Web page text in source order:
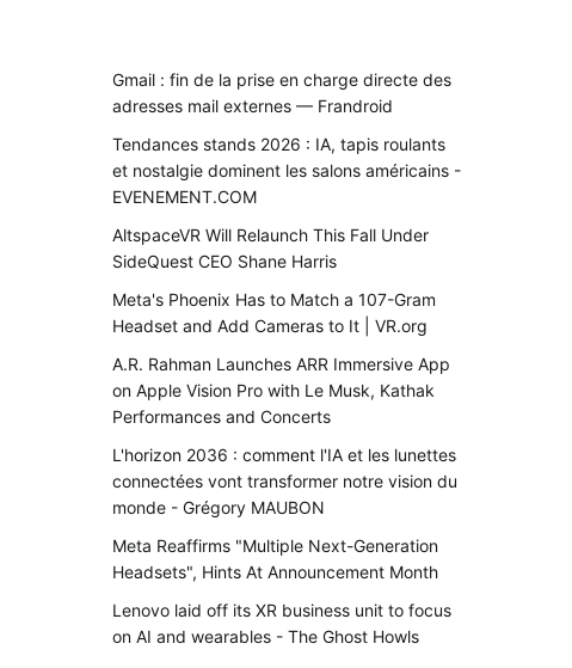
Gmail : fin de la prise en charge directe des
adresses mail externes — Frandroid
Tendances stands 2026 : IA, tapis roulants
et nostalgie dominent les salons américains -
EVENEMENT.COM
AltspaceVR Will Relaunch This Fall Under
SideQuest CEO Shane Harris
Meta's Phoenix Has to Match a 107-Gram
Headset and Add Cameras to It | VR.org
A.R. Rahman Launches ARR Immersive App
on Apple Vision Pro with Le Musk, Kathak
Performances and Concerts
L'horizon 2036 : comment l'IA et les lunettes
connectées vont transformer notre vision du
monde - Grégory MAUBON
Meta Reaffirms "Multiple Next-Generation
Headsets", Hints At Announcement Month
Lenovo laid off its XR business unit to focus
on AI and wearables - The Ghost Howls